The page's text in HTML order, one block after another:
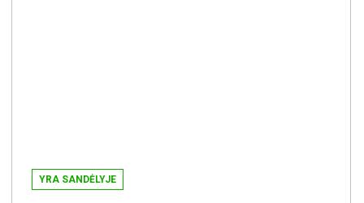
YRA SANDĖLYJE